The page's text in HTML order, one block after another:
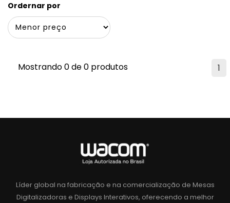
Ordernar por
1
Mostrando 0 de 0 produtos
Líder global na fabricação e na comercialização de Mesas
Digitalizadoras e Displays Interativos, oferecendo a melhor